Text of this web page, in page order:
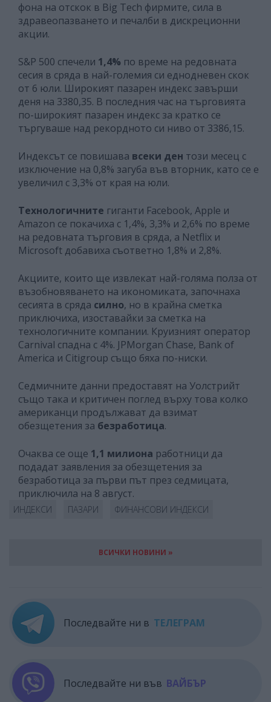
фона на отскок в Big Tech фирмите, сила в
здравеопазването и печалби в дискреционни
акции.
S&P 500 спечели 1,4% по време на редовната
сесия в сряда в най-големия си еднодневен скок
от 6 юли. Широкият пазарен индекс завърши
деня на 3380,35. В последния час на търговията
по-широкият пазарен индекс за кратко се
търгуваше над рекордното си ниво от 3386,15.
Индексът се повишава всеки ден този месец с
изключение на 0,8% загуба във вторник, като се е
увеличил с 3,3% от края на юли.
Технологичните гиганти Facebook, Apple и
Amazon се покачиха с 1,4%, 3,3% и 2,6% по време
на редовната търговия в сряда, а Netflix и
Microsoft добавиха съответно 1,8% и 2,8%.
Акциите, които ще извлекат най-голяма полза от
възобновяването на икономиката, започнаха
сесията в сряда силно, но в крайна сметка
приключиха, изоставайки за сметка на
технологичните компании. Круизният оператор
Carnival спадна с 4%. JPMorgan Chase, Bank of
America и Citigroup също бяха по-ниски.
Седмичните данни предоставят на Уолстрийт
също така и критичен поглед върху това колко
американци продължават да взимат
обезщетения за безработица.
Очаква се още 1,1 милиона работници да
подадат заявления за обезщетения за
безработица за първи път през седмицата,
приключила на 8 август.
ИНДЕКСИ ПАЗАРИ ФИНАНСОВИ ИНДЕКСИ
ВСИЧКИ НОВИНИ »
Последвайте ни в ТЕЛЕГРАМ
Последвайте ни във ВАЙБЪР